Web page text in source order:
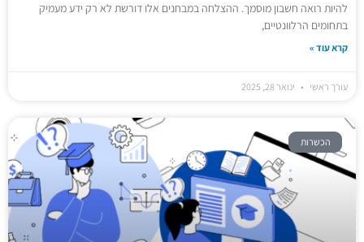
להיות רואה חשבון מוסמך. ההצלחה במבחנים אלו דורשת לא רק ידע מעמיק
בתחומים הרלוונטיים,
קרא עוד »
עורך ראשי ינואר 28, 2025
הכשרות